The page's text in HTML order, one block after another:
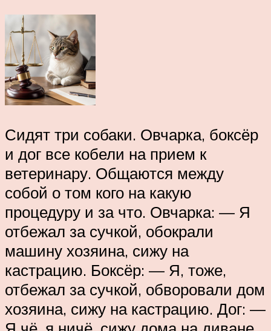
Сидят три собаки. Овчарка, боксёр
и дог все кобели на прием к
ветеринару. Общаются между
собой о том кого на какую
процедуру и за что. Овчарка: — Я
отбежал за сучкой, обокрали
машину хозяина, сижу на
кастрацию. Боксёр: — Я, тоже,
отбежал за сучкой, обворовали дом
хозяина, сижу на кастрацию. Дог: —